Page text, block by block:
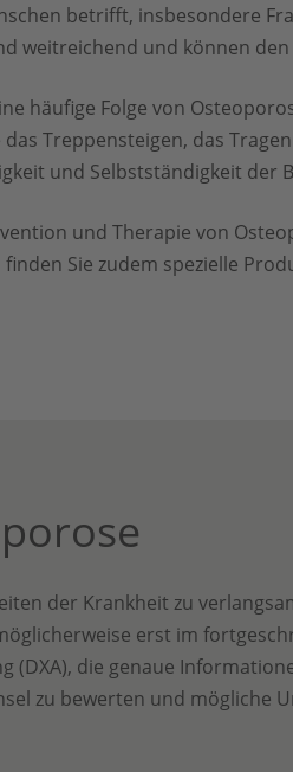
betrifft, insbesondere
weitreichend und können
häufige Folge von
Treppensteigen, das
und Selbstständigkeit der
und Therapie von
Sie zudem spezielle
der Krankheit zu
erst im
die genaue
zu bewerten und mögliche